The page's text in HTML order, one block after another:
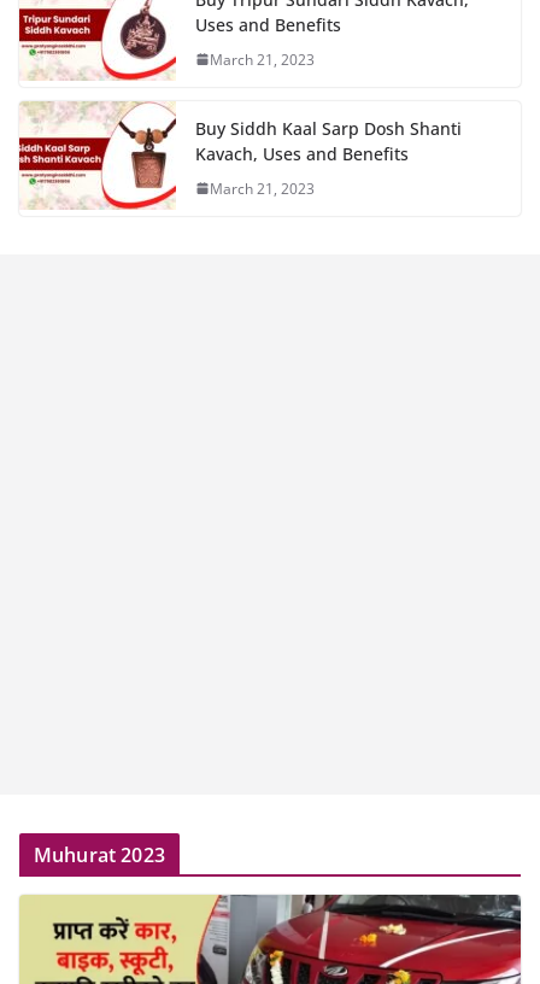
Uses and Benefits
March 21, 2023
Buy Siddh Kaal Sarp Dosh Shanti
Kavach, Uses and Benefits
March 21, 2023
Muhurat 2023